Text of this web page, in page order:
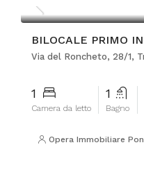
BILOCALE PRIMO
Via del Roncheto, 28/1,
1
Camera da letto
1
Bagno
Opera Immobiliare